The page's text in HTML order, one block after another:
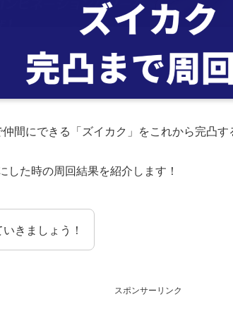
間にできる「ズイカク」をこれから完凸す
した時の周回結果を紹介します！
きましょう！
スポンサーリンク